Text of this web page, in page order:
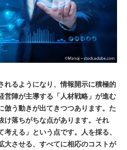
るようになり、情報開示に積極的
営陣が主導する「人材戦略」が進む
倣う動きが出てきつつあります。た
け落ちがちな点があります。それ
える」という点です。人を採る、
大させる、すべてに相応のコストが